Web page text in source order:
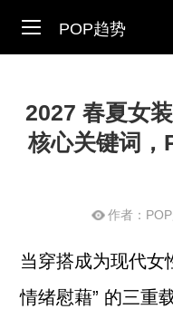
POP趋势
2027 春夏女
核心关键词，
作者：
当穿搭成为现代女
情绪慰藉” 的三重